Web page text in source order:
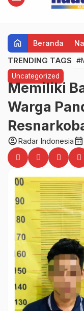
home Beranda
TRENDING TAGS
Uncategorized
Memiliki
Warga
account_circleRadar Indonesiacalendar_month